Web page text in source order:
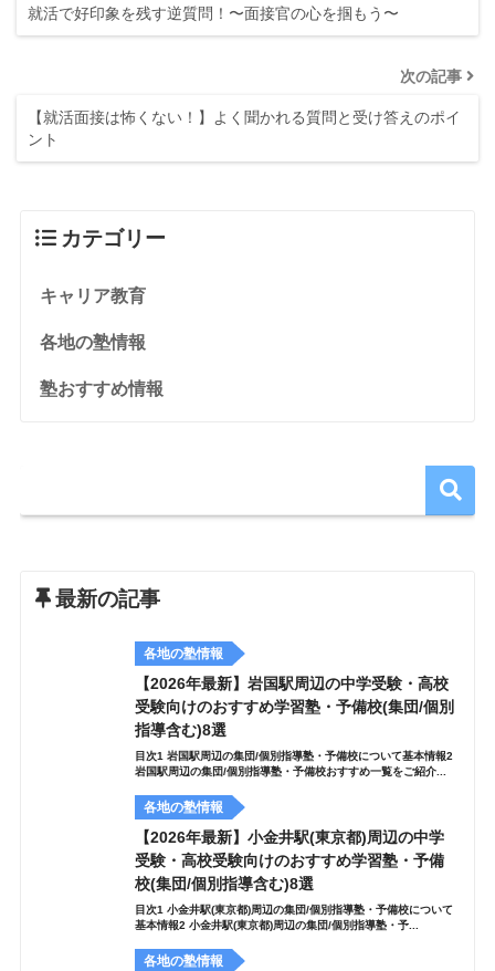
就活で好印象を残す逆質問！〜面接官の心を掴もう〜
次の記事
【就活面接は怖くない！】よく聞かれる質問と受け答えのポイ
ント
カテゴリー
キャリア教育
各地の塾情報
塾おすすめ情報
最新の記事
各地の塾情報
【2026年最新】岩国駅周辺の中学受験・高校
受験向けのおすすめ学習塾・予備校(集団/個別
指導含む)8選
目次1 岩国駅周辺の集団/個別指導塾・予備校について基本情報2
岩国駅周辺の集団/個別指導塾・予備校おすすめ一覧をご紹介...
各地の塾情報
【2026年最新】小金井駅(東京都)周辺の中学
受験・高校受験向けのおすすめ学習塾・予備
校(集団/個別指導含む)8選
目次1 小金井駅(東京都)周辺の集団/個別指導塾・予備校について
基本情報2 小金井駅(東京都)周辺の集団/個別指導塾・予...
各地の塾情報